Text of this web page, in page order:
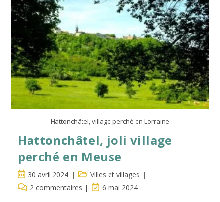
Argonne
Hattonchâtel, village perché en Lorraine
Hattonchâtel, joli village
perché en Meuse
Publication
publiée :
30 avril 2024
Post
category:
Villes et villages
Commentaires
2 commentaires
Dernière
6 mai 2024